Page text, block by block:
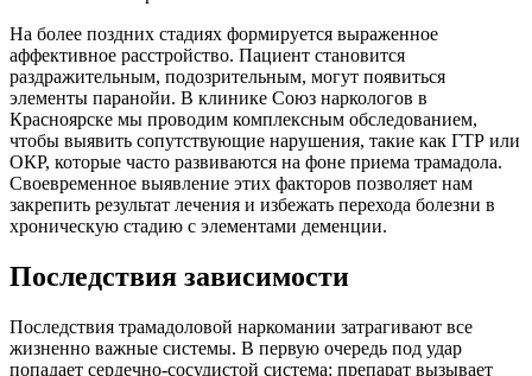
На более поздних стадиях формируется выраженное
аффективное расстройство. Пациент становится
раздражительным, подозрительным, могут появиться
элементы паранойи. В клинике Союз наркологов в
Красноярске мы проводим комплексным обследованием,
чтобы выявить сопутствующие нарушения, такие как ГТР или
ОКР, которые часто развиваются на фоне приема трамадола.
Своевременное выявление этих факторов позволяет нам
закрепить результат лечения и избежать перехода болезни в
хроническую стадию с элементами деменции.
Последствия зависимости
Последствия трамадоловой наркомании затрагивают все
жизненно важные системы. В первую очередь под удар
попадает сердечно-сосудистой система: препарат вызывает